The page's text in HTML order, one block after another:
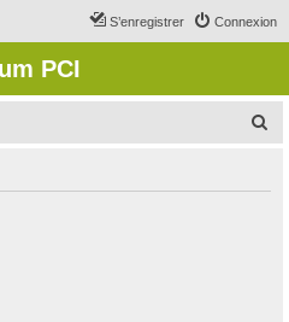
Connexion
S’enregistrer
PCI